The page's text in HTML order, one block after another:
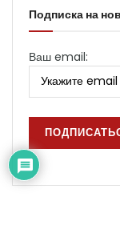
Подписка на
Ваш email: